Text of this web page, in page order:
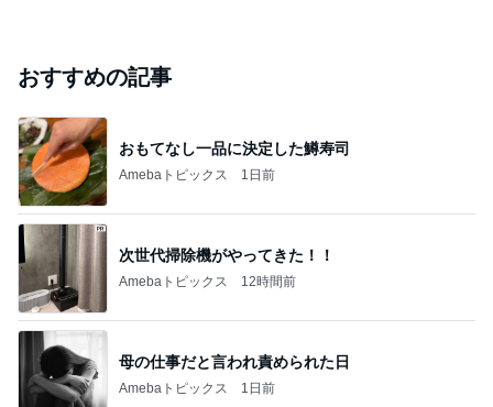
おすすめの記事
おもてなし一品に決定した鱒寿司
Amebaトピックス 1日前
次世代掃除機がやってきた！！
Amebaトピックス 12時間前
母の仕事だと言われ責められた日
Amebaトピックス 1日前